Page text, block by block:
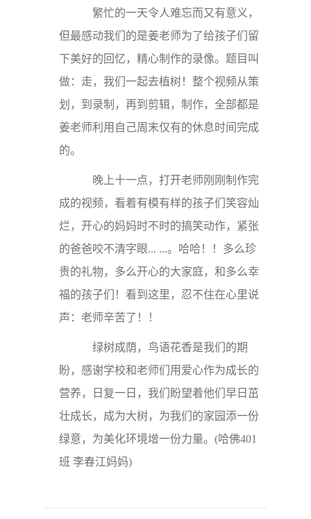
繁忙的一天令人难忘而又有意义，
但最感动我们的是姜老师为了给孩子们留
下美好的回忆，精心制作的录像。题目叫
做：走，我们一起去植树！整个视频从策
划，到录制，再到剪辑，制作，全部都是
姜老师利用自己周末仅有的休息时间完成
的。
晚上十一点，打开老师刚刚制作完
成的视频，看着有模有样的孩子们笑容灿
烂，开心的妈妈时不时的搞笑动作，紧张
的爸爸咬不清字眼... ...。哈哈！！多么珍
贵的礼物，多么开心的大家庭，和多么幸
福的孩子们！看到这里，忍不住在心里说
声：老师辛苦了！！
绿树成荫，鸟语花香是我们的期
盼，感谢学校和老师们用爱心作为成长的
营养，日复一日，我们盼望着他们早日茁
壮成长，成为大树，为我们的家园添一份
绿意，为美化环境增一份力量。(哈佛401
班 李春江妈妈)